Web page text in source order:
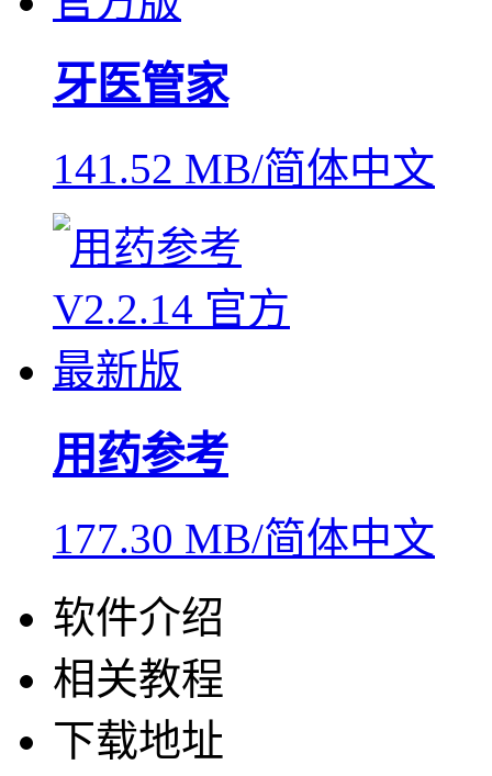
牙医管家
141.52 MB/简体中文
用药参考
177.30 MB/简体中文
软件介绍
相关教程
下载地址